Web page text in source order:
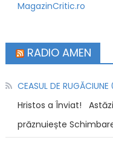
MagazinCritic.ro
RADIO AMEN
CEASUL DE
Hristos a Înviat!
prăznuiește